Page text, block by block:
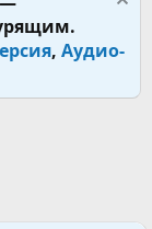
, Аудио-